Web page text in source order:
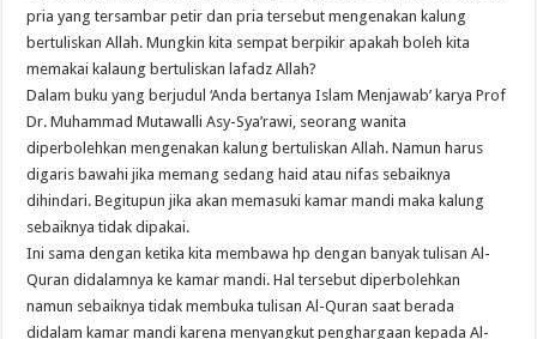
pria yang tersambar petir dan pria tersebut mengenakan kalung
bertuliskan Allah. Mungkin kita sempat berpikir apakah boleh kita
memakai kalaung bertuliskan lafadz Allah?
Dalam buku yang berjudul ‘Anda bertanya Islam Menjawab’ karya Prof
Dr. Muhammad Mutawalli Asy-Sya’rawi, seorang wanita
diperbolehkan mengenakan kalung bertuliskan Allah. Namun harus
digaris bawahi jika memang sedang haid atau nifas sebaiknya
dihindari. Begitupun jika akan memasuki kamar mandi maka kalung
sebaiknya tidak dipakai.
Ini sama dengan ketika kita membawa hp dengan banyak tulisan Al-
Quran didalamnya ke kamar mandi. Hal tersebut diperbolehkan
namun sebaiknya tidak membuka tulisan Al-Quran saat berada
didalam kamar mandi karena menyangkut penghargaan kepada Al-